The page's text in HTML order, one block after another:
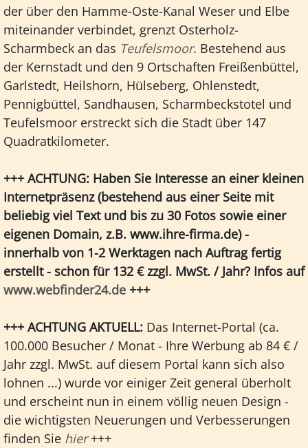
der über den Hamme-Oste-Kanal Weser und Elbe
miteinander verbindet, grenzt Osterholz-
Scharmbeck an das Teufelsmoor. Bestehend aus
der Kernstadt und den 9 Ortschaften Freißenbüttel,
Garlstedt, Heilshorn, Hülseberg, Ohlenstedt,
Pennigbüttel, Sandhausen, Scharmbeckstotel und
Teufelsmoor erstreckt sich die Stadt über 147
Quadratkilometer.
+++ ACHTUNG: Haben Sie Interesse an einer kleinen
Internetpräsenz (bestehend aus einer Seite mit
beliebig viel Text und bis zu 30 Fotos sowie einer
eigenen Domain, z.B. www.ihre-firma.de) -
innerhalb von 1-2 Werktagen nach Auftrag fertig
erstellt - schon für 132 € zzgl. MwSt. / Jahr? Infos auf
www.webfinder24.de +++
+++ ACHTUNG AKTUELL: Das Internet-Portal (ca.
100.000 Besucher / Monat - Ihre Werbung ab 84 € /
Jahr zzgl. MwSt. auf diesem Portal kann sich also
lohnen ...) wurde vor einiger Zeit general überholt
und erscheint nun in einem völlig neuen Design -
die wichtigsten Neuerungen und Verbesserungen
finden Sie hier+++